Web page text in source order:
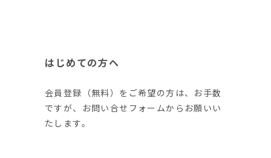
はじめての方へ
会員登録（無料）をご希望の方は、お手数
ですが、お問い合せフォームからお願いい
たします。